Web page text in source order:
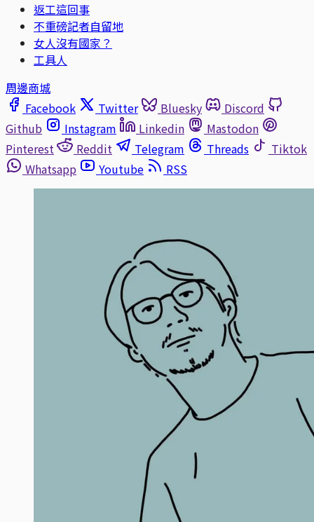
返工這回事
不重磅記者自留地
女人沒有國家？
工具人
周邊商城
Facebook
Twitter Bluesky
Discord
Github
Instagram Linkedin
Mastodon
Pinterest
Reddit Telegram Threads
Tiktok
Whatsapp
Youtube RSS